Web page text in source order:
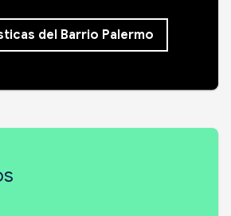
del Barrio Palermo